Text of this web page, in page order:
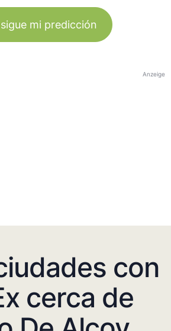
mi predicción
Anzeige
con
cerca de